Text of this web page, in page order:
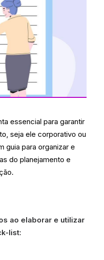
essencial para garantir
seja ele corporativo ou
guia para organizar e
do planejamento e
ao elaborar e utilizar
list: